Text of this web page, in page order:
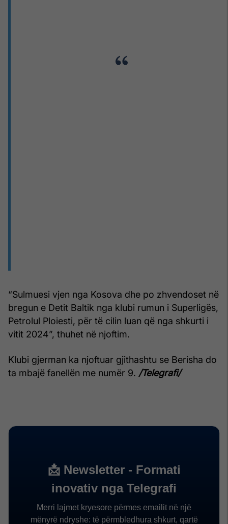
“Sulmuesi vjen nga Kosova dhe po zhvendoset në
bregun e Detit Baltik nga klubi rumun i Superligës,
Petrolul Ploiesti, për të cilin luan që nga shkurti i
vitit 2024”, thuhet në njoftim.
Klubi gjerman ka njoftuar gjithashtu se Berisha do
ta mbajë fanellën me numër 9. /Telegrafi/